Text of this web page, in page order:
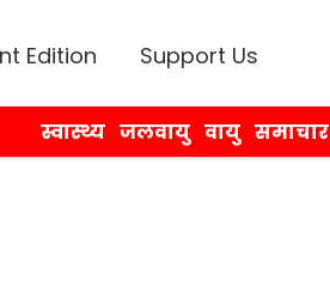
Edition Support Us
स्वास्थ्य जलवायु वायु समाचार